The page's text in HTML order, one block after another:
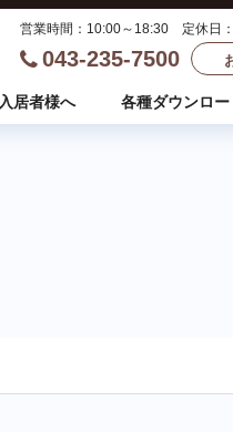
営業時間：10:00～18:30 定休日
043-235-7500
入居者様へ 各種ダウンロー